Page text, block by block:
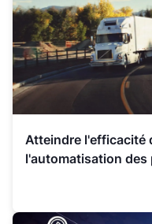
Atteindre l'efficacité
l'automatisation des